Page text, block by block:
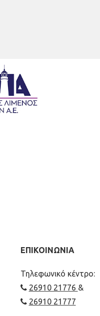
ΕΠΙΚΟΙΝΩΝΙΑ
Τηλεφωνικό κέντρο:
26910 21776 &
26910 21777